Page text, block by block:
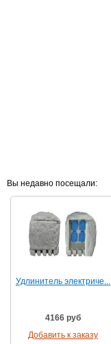
Вы недавно посещали:
Удлинитель электриче...
4166 руб
Добавить к заказу